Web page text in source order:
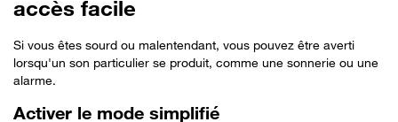
accès facile
Si vous êtes sourd ou malentendant, vous pouvez être averti
lorsqu'un son particulier se produit, comme une sonnerie ou une
alarme.
Activer le mode simplifié